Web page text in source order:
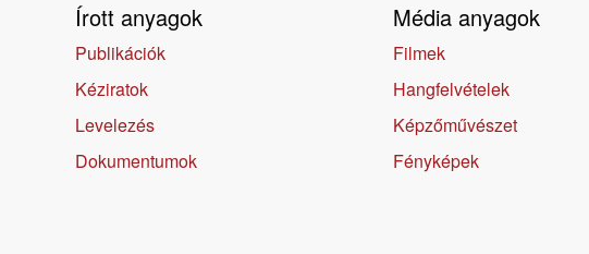
Írott anyagok
Publikációk
Kéziratok
Levelezés
Dokumentumok
Média anyagok
Filmek
Hangfelvételek
Képzőművészet
Fényképek